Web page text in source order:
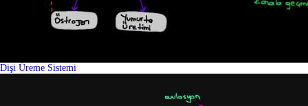
Dişi Üreme Sistemi